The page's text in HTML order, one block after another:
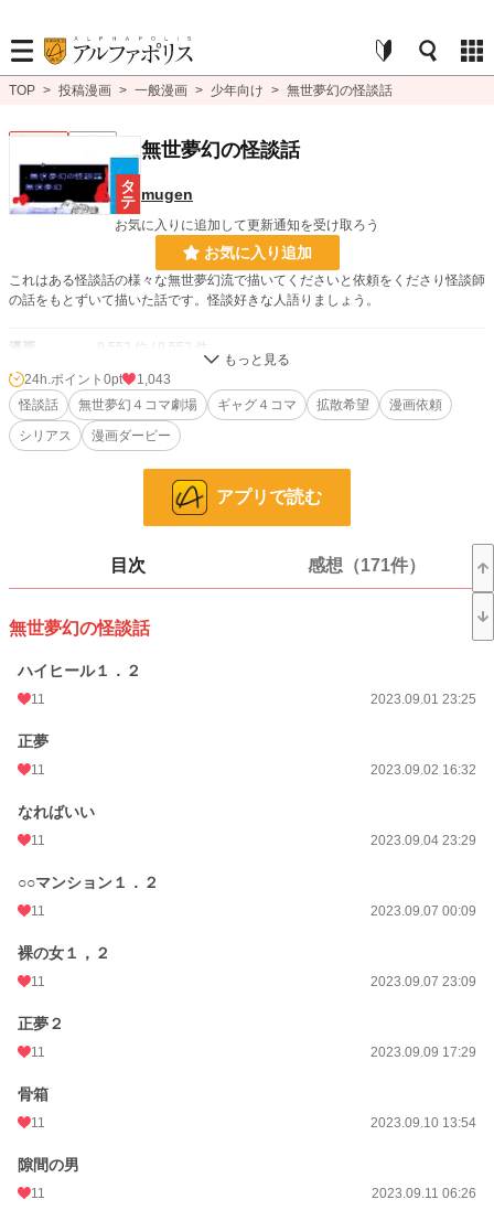
TOP > 投稿漫画 > 一般漫画 > 少年向け > 無世夢幻の怪談話
無世夢幻の怪談話
mugen
お気に入りに追加して更新通知を受け取ろう
お気に入り追加
これはある怪談話の様々な無世夢幻流で描いてくださいと依頼をくださり怪談師
の話をもとずいて描いた話です。怪談好きな人語りましょう。
漫画 8,553 位 / 8,553 件
少年向け 2,488 位 / 2,488 件
お気に入り 9
2023.09.01 23:25
週間ポイント 0 pt (8,553 位)
年間ポイント
累計ポイント
24h.ポイント 0pt
1,043
怪談話
無世夢幻４コマ劇場 ギャグ４コマ 拡散希望
漫画依頼
シリアス
漫画ダービー
アプリで読む
目次 感想（171件）
無世夢幻の怪談話
ハイヒール１．２
11 2023.09.01 23:25
正夢
11 2023.09.02 16:32
なればいい
11 2023.09.04 23:29
○○マンション１．２
11 2023.09.07 00:09
裸の女１，２
11 2023.09.07 23:09
正夢２
11 2023.09.09 17:29
骨箱
11 2023.09.10 13:54
隙間の男
11 2023.09.11 06:26